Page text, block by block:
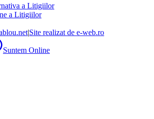
|Site realizat de e-web.ro
Suntem Online